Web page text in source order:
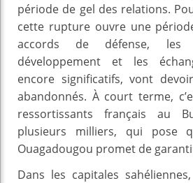
période de gel des relations.
cette rupture ouvre une
accords de défense, les
développement et les
encore significatifs, vont
abandonnés. À court terme,
ressortissants français au
plusieurs milliers, qui pose
Ouagadougou promet de
Dans les capitales